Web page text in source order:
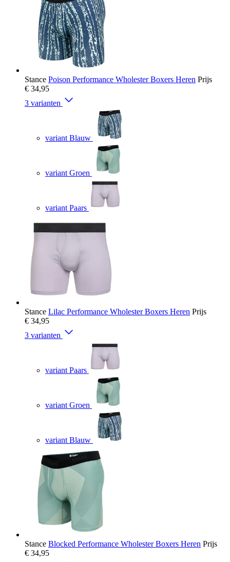
Stance Poison Performance Wholester Boxers Heren Prijs
€ 34,95
3 varianten
variant Blauw
variant Groen
variant Paars
Stance Lilac Performance Wholester Boxers Heren Prijs
€ 34,95
3 varianten
variant Paars
variant Groen
variant Blauw
Stance Blocked Performance Wholester Boxers Heren Prijs
€ 34,95